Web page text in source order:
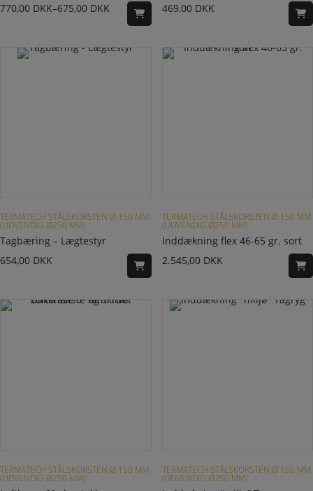
675,00 DKK
–
770,00 DKK
469,00 DKK
TERMATECH STÅLSKORSTEN Ø 150 MM
(UDVENDIG Ø250 MM)
Tagbæring – Lægtestyr
654,00 DKK
TERMATECH STÅLSKORSTEN Ø 150 MM
(UDVENDIG Ø250 MM)
Inddækning flex 46-65 gr. sort
2.545,00 DKK
TERMATECH STÅLSKORSTEN Ø 150 MM
(UDVENDIG Ø250 MM)
TERMATECH STÅLSKORSTEN Ø 150 MM
(UDVENDIG Ø250 MM)